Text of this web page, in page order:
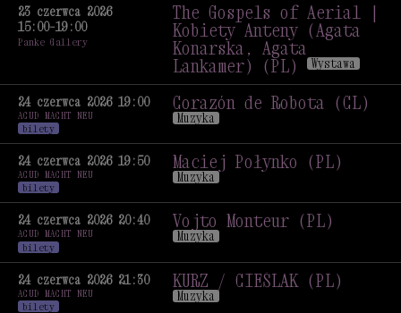
23 czerwca 2026
15:00–19:00
Panke Gallery
The Gospels of Aerial |
Kobiety Anteny (Agata
Konarska, Agata
Lankamer) (PL) Wystawa
The Gospels of Aerial |
Kobiety Anteny (Agata
Konarska, Agata
24 czerwca 2026 19:00
ACUD MACHT NEU
bilety
Corazón de Robota (CL)
Muzyka
Corazón de Robota (CL)
Muzyka
24 czerwca 2026 19:50
ACUD MACHT NEU
bilety
Maciej Połynko (PL)
Muzyka
Maciej Połynko (PL)
Muzyka
24 czerwca 2026 20:40
ACUD MACHT NEU
bilety
Vojto Monteur (PL)
Muzyka
Muzyka
24 czerwca 2026 21:30
ACUD MACHT NEU
bilety
KURZ / CIEŚLAK (PL)
Muzyka